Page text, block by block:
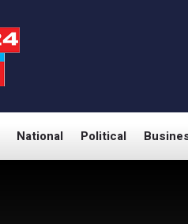
National Political